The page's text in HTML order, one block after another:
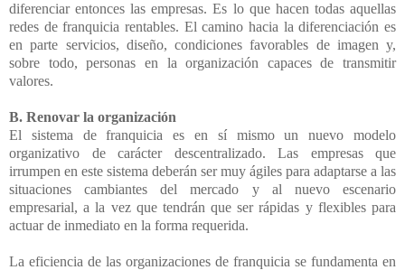
diferenciar entonces las empresas. Es lo que hacen todas aquellas
redes de franquicia rentables. El camino hacia la diferenciación es
en parte servicios, diseño, condiciones favorables de imagen y,
sobre todo, personas en la organización capaces de transmitir
valores.
B. Renovar la organización
El sistema de franquicia es en sí mismo un nuevo modelo
organizativo de carácter descentralizado. Las empresas que
irrumpen en este sistema deberán ser muy ágiles para adaptarse a las
situaciones cambiantes del mercado y al nuevo escenario
empresarial, a la vez que tendrán que ser rápidas y flexibles para
actuar de inmediato en la forma requerida.
La eficiencia de las organizaciones de franquicia se fundamenta en